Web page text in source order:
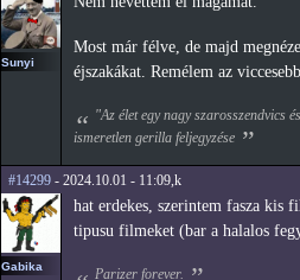
Sunyi
Most már félve, de majd
éjszakákat. Remélem az
"Az élet egy nagy szarosszendvics
ismeretlen gerilla feljegyzése
#14299 - 2024.10.01 - 11:09,k
Gabika
hat erdekes, szerintem fasza kis
tipusu filmeket (bar a halalos
Parizer forever.